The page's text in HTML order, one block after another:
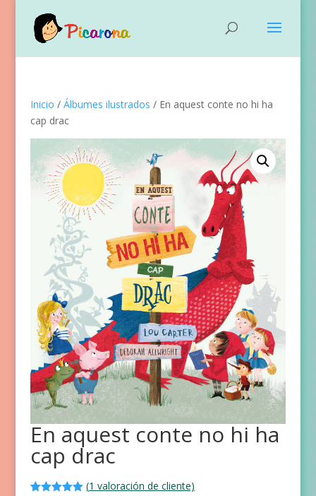
Inicio / Álbumes ilustrados / En aquest conte no hi ha
cap drac
En aquest conte no hi ha
cap drac
(1 valoración de cliente)